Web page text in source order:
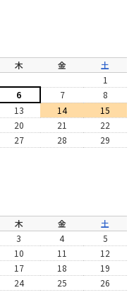
木 金
土
1
6 7
8
13 14
15
20 21
22
27 28
29
木 金
土
3 4
5
10 11
12
17 18
19
24 25
26